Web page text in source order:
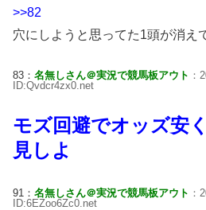
>>82
穴にしようと思ってた1頭が消え
83： 名無しさん＠実況で競馬板アウト ：
ID:Qvdcr4zx0.net
モズ回避でオッズ安
見しよ
91： 名無しさん＠実況で競馬板アウト ：
ID:6EZoo6Zc0.net